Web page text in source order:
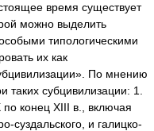
время существует
можно выделить
типологическими
их как
По мнению
таких субцивилизации: 1.
конец XIII в., включая
суздальского, и галицко-